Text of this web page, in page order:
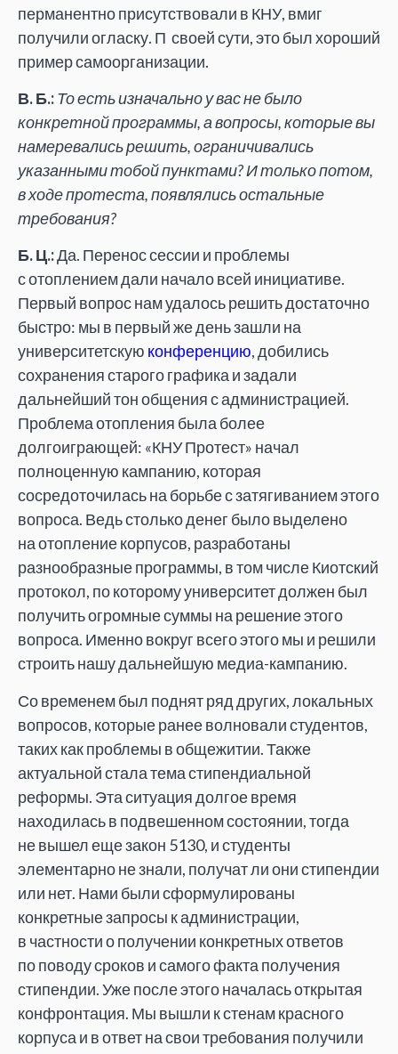
перманентно присутствовали в КНУ, вмиг
получили огласку. П своей сути, это был хороший
пример самоорганизации.
В. Б.:То есть изначально у вас не было
конкретной программы, а вопросы, которые вы
намеревались решить, ограничивались
указанными тобой пунктами? И только потом,
в ходе протеста, появлялись остальные
требования?
Б. Ц.:Да. Перенос сессии и проблемы
с отоплением дали начало всей инициативе.
Первый вопрос нам удалось решить достаточно
быстро: мы в первый же день зашли на
университетскую конференцию, добились
сохранения старого графика и задали
дальнейший тон общения с администрацией.
Проблема отопления была более
долгоиграющей: «КНУ Протест» начал
полноценную кампанию, которая
сосредоточилась на борьбе с затягиванием этого
вопроса. Ведь столько денег было выделено
на отопление корпусов, разработаны
разнообразные программы, в том числе Киотский
протокол, по которому университет должен был
получить огромные суммы на решение этого
вопроса. Именно вокруг всего этого мы и решили
строить нашу дальнейшую медиа-кампанию.
Со временем был поднят ряд других, локальных
вопросов, которые ранее волновали студентов,
таких как проблемы в общежитии. Также
актуальной стала тема стипендиальной
реформы. Эта ситуация долгое время
находилась в подвешенном состоянии, тогда
не вышел еще закон 5130, и студенты
элементарно не знали, получат ли они стипендии
или нет. Нами были сформулированы
конкретные запросы к администрации,
в частности о получении конкретных ответов
по поводу сроков и самого факта получения
стипендии. Уже после этого началась открытая
конфронтация. Мы вышли к стенам красного
корпуса и в ответ на свои требования получили